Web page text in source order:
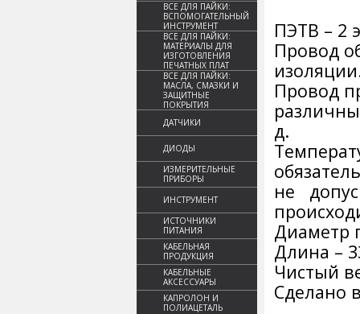
ВСЕ ДЛЯ ПАЙКИ:
ВСПОМОГАТЕЛЬНЫЙ
ИНСТРУМЕНТ
ВСЕ ДЛЯ ПАЙКИ:
МАТЕРИАЛЫ ДЛЯ
ИЗГОТОВЛЕНИЯ
ПЕЧАТНЫХ ПЛАТ
ВСЕ ДЛЯ ПАЙКИ:
МАСЛА, СМАЗКИ И
ЗАЩИТНЫЕ
ПОКРЫТИЯ
ДАТЧИКИ
ДИОДЫ
ИЗМЕРИТЕЛЬНЫЕ
ПРИБОРЫ
ИНСТРУМЕНТ
ИСТОЧНИКИ
ПИТАНИЯ
КАБЕЛЬНАЯ
ПРОДУКЦИЯ
КАБЕЛЬНЫЕ
АКСЕССУАРЫ
КАПРОЛОН И
ПОЛИАЦЕТАЛЬ
ПЭТВ – 2
Провод
Провод
д.
не
Диаметр
Длина –
Чистый
Сделано